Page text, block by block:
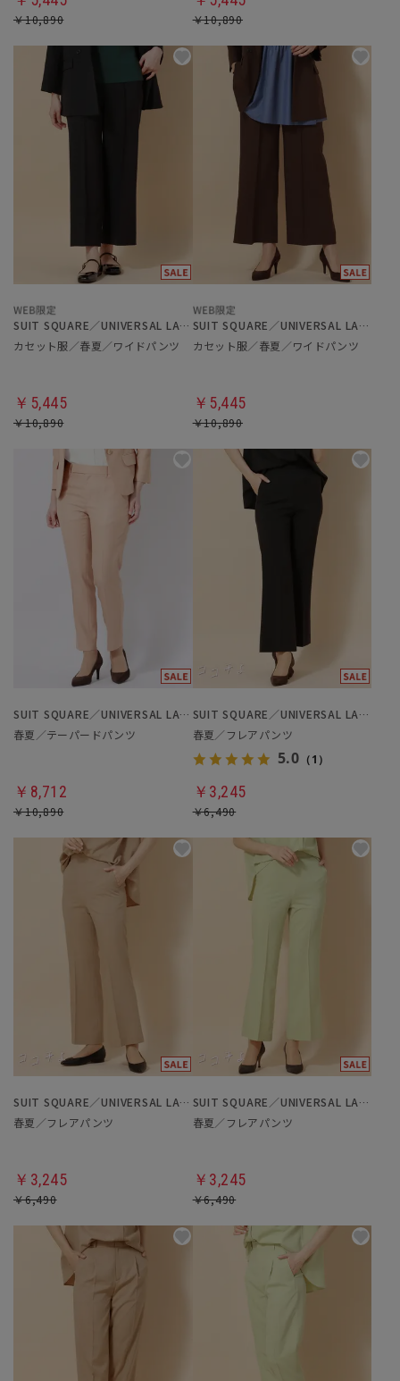
￥10,890 ￥10,890
SUIT SQUARE／UNIVERSAL LANGUAGE／WHITE
カセット服／春夏／ワイドパンツ
￥5,445
￥10,890
SUIT SQUARE／UNIVERSAL LANGUAGE／WHITE
カセット服／春夏／ワイドパンツ
￥5,445
￥10,890
SUIT SQUARE／UNIVERSAL LANGUAGE／WHITE
春夏／テーパードパンツ
￥8,712
￥10,890
SUIT SQUARE／UNIVERSAL LANGUAGE／WHITE
春夏／フレアパンツ
5.0 （1）
￥3,245
￥6,490
SUIT SQUARE／UNIVERSAL LANGUAGE／WHITE
春夏／フレアパンツ
￥3,245
￥6,490
SUIT SQUARE／UNIVERSAL LANGUAGE／WHITE
春夏／フレアパンツ
￥3,245
￥6,490